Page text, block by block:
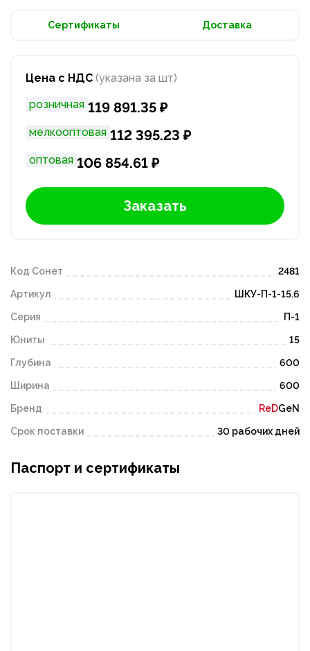
Сертификаты Доставка
Цена с НДС (указана за шт)
розничная 119 891.35 ₽
мелкооптовая 112 395.23 ₽
оптовая 106 854.61 ₽
Заказать
Код Сонет 2481
Артикул ШКУ-П-1-15.6
Серия П-1
Юниты 15
Глубина 600
Ширина 600
Бренд ReDGeN
Срок поставки 30 рабочих дней
Паспорт и сертификаты